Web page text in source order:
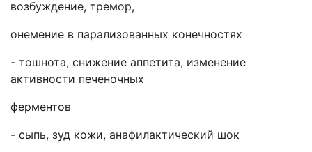
возбуждение, тремор,
онемение в парализованных конечностях
- тошнота, снижение аппетита, изменение
активности печеночных
ферментов
- сыпь, зуд кожи, анафилактический шок